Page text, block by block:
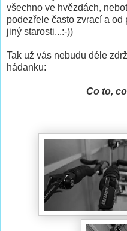
všechno ve hvězdách,
podezřele často zvrací a
jiný starosti...:-))
Tak už vás nebudu déle
hádanku:
Co to,